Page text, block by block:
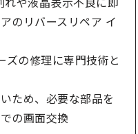
のリバースリペア イ
ズの修理に専門技術と
ため、必要な部品を
の画面交換